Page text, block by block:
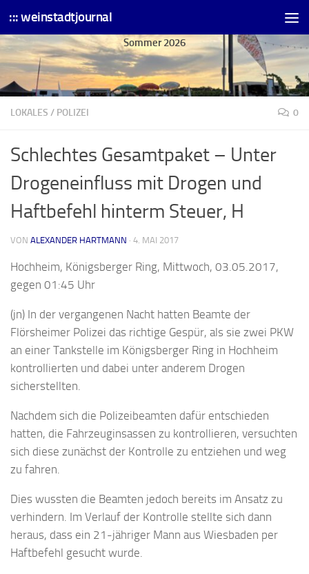
Skip to content
::: weinstadtjournal
Sommer 2026
LOKALES / POLIZEI 0
Schlechtes Gesamtpaket – Unter
Drogeneinfluss mit Drogen und
Haftbefehl hinterm Steuer, H
VON ALEXANDER HARTMANN · 4. MAI 2017
Hochheim, Königsberger Ring, Mittwoch, 03.05.2017,
gegen 01:45 Uhr
(jn) In der vergangenen Nacht hatten Beamte der
Flörsheimer Polizei das richtige Gespür, als sie zwei PKW
an einer Tankstelle im Königsberger Ring in Hochheim
kontrollierten und dabei unter anderem Drogen
sicherstellten.
Nachdem sich die Polizeibeamten dafür entschieden
hatten, die Fahrzeuginsassen zu kontrollieren, versuchten
sich diese zunächst der Kontrolle zu entziehen und weg
zu fahren.
Dies wussten die Beamten jedoch bereits im Ansatz zu
verhindern. Im Verlauf der Kontrolle stellte sich dann
heraus, dass ein 21-jähriger Mann aus Wiesbaden per
Haftbefehl gesucht wurde.